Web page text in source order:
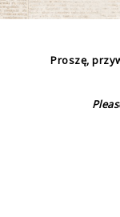
Proszę,